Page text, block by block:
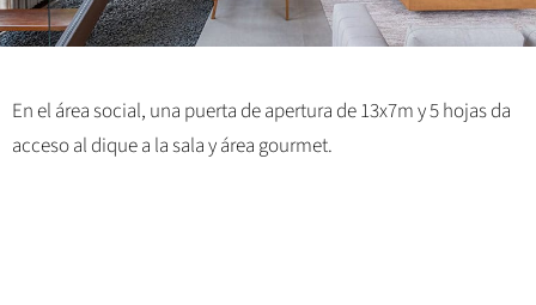
En el área social, una puerta de apertura de 13x7m y 5 hojas da
acceso al dique a la sala y área gourmet.